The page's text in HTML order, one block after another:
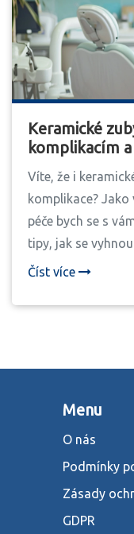
Keramické
komplikacím
Víte, že i
komplikace?
péče bych se s
tipy, jak se
tomto článku se
Na co si dát
Číst více
Menu
O nás
Podmínky
Zásady
GDPR